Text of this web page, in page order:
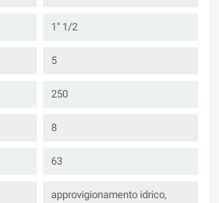
1" 1/2
5
250
8
63
approvigionamento idrico,